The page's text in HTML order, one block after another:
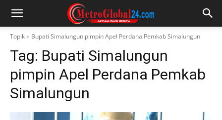
Topik Bupati Simalungun pimpin Apel Perdana Pemkab Simalungun
Tag: Bupati Simalungun
pimpin Apel Perdana Pemkab
Simalungun